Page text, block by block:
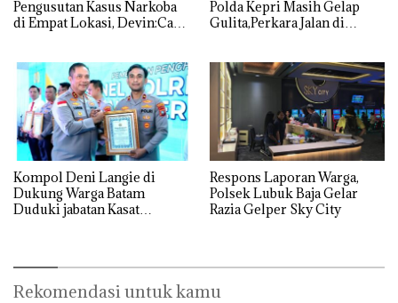
Pengusutan Kasus Narkoba
di Empat Lokasi, Devin:Cari
Polda Kepri Masih Gelap
Gulita,Perkara Jalan di
Kompol Deni Langie di
Dukung Warga Batam
Duduki jabatan Kasat
Respons Laporan Warga,
Polsek Lubuk Baja Gelar
Razia Gelper Sky City
Rekomendasi untuk kamu